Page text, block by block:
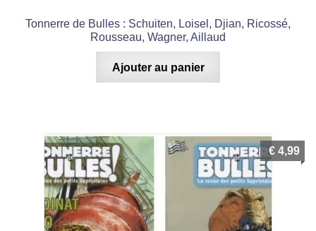
Tonnerre de Bulles : Schuiten, Loisel, Djian, Ricossé,
Rousseau, Wagner, Aillaud
Ajouter au panier
€ 4,99